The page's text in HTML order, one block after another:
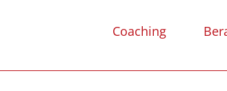
Coaching